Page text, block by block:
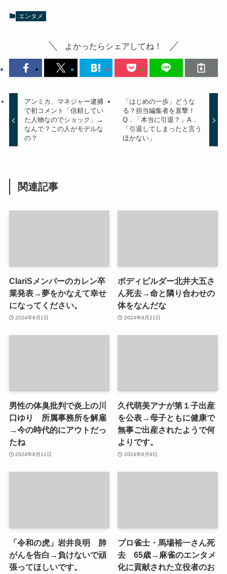
エンタメ
よかったらシェアしてね！
アンミカ、マネジャー逮捕
で初コメント「信頼してい
た人物なのでショック」→
なんで？この人がモデルな
の？
「はじめの一歩」どうな
る？担当編集者を直撃！
Q．「本当に引退？」A．
「引退してしまったと言う
ほかない」
関連記事
ClariSメンバーのカレン卒
業発表→夢をかなえて幸せ
になってください。
2024年9月1日
ボディビルダー北井大五さ
ん死去→命と隣り合わせの
体をなんだな
2024年8月21日
男性の体臭批判で炎上の川
口ゆり 所属事務所を解雇
→今の時代的にアウトだっ
たね
2024年8月11日
久代萌美アナが第１子出産
を公表→母子ともに健康で
無事ご出産されたようで何
よりです。
2024年8月9日
「令和の虎」岩井良明 肺
がんを告白→負けないで頑
張ってほしいです。
プロ雀士・馬場裕一さん死
去 65歳→麻雀のエンタメ
化に貢献された立役者のお